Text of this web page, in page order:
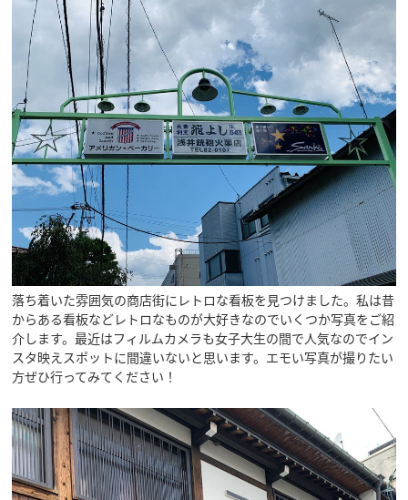
落ち着いた雰囲気の商店街にレトロな看板を見つけました。私は昔
からある看板などレトロなものが大好きなのでいくつか写真をご紹
介します。最近はフィルムカメラも女子大生の間で人気なのでイン
スタ映えスポットに間違いないと思います。エモい写真が撮りたい
方ぜひ行ってみてください！